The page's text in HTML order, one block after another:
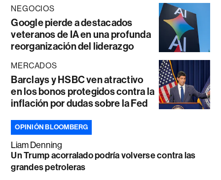
NEGOCIOS
Google pierde a destacados
veteranos de IA en una profunda
reorganización del liderazgo
MERCADOS
Barclays y HSBC ven atractivo
en los bonos protegidos contra la
inflación por dudas sobre la Fed
OPINIÓN BLOOMBERG
Liam Denning
Un Trump acorralado podría volverse contra las
grandes petroleras